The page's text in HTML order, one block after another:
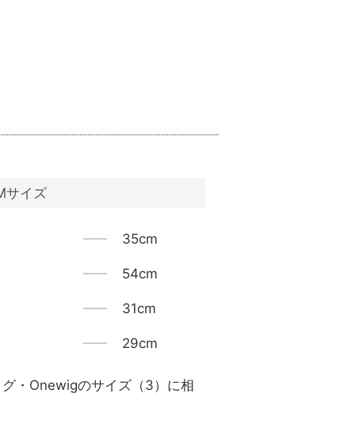
サイズ
35cm
54cm
31cm
29cm
・Onewigのサイズ（3）に相